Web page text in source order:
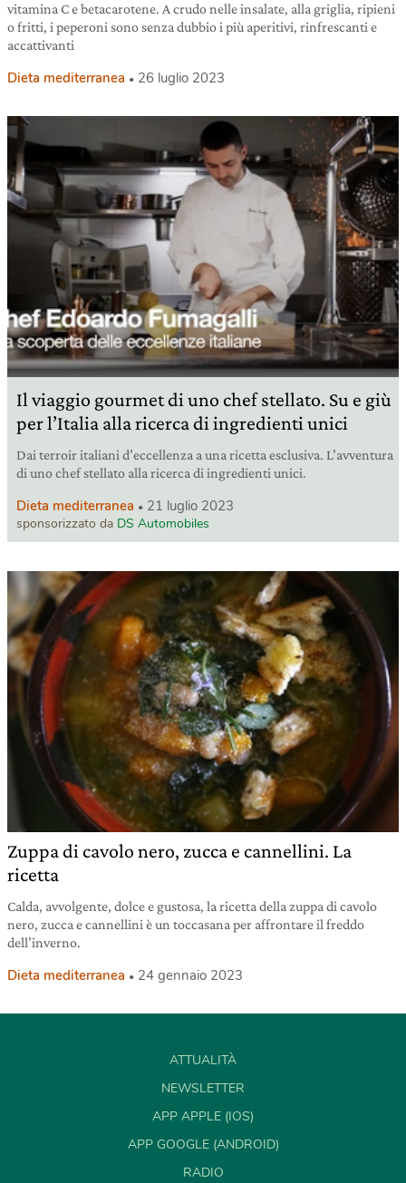
vitamina C e betacarotene. A crudo nelle insalate, alla griglia, ripieni
o fritti, i peperoni sono senza dubbio i più aperitivi, rinfrescanti e
accattivanti
Dieta mediterranea 26 luglio 2023
Il viaggio gourmet di uno chef stellato. Su e giù
per l’Italia alla ricerca di ingredienti unici
Dai terroir italiani d’eccellenza a una ricetta esclusiva. L’avventura
di uno chef stellato alla ricerca di ingredienti unici.
Dieta mediterranea 21 luglio 2023
sponsorizzato da DS Automobiles
Zuppa di cavolo nero, zucca e cannellini. La
ricetta
Calda, avvolgente, dolce e gustosa, la ricetta della zuppa di cavolo
nero, zucca e cannellini è un toccasana per affrontare il freddo
dell’inverno.
Dieta mediterranea 24 gennaio 2023
ATTUALITÀ
NEWSLETTER
APP APPLE (IOS)
APP GOOGLE (ANDROID)
RADIO